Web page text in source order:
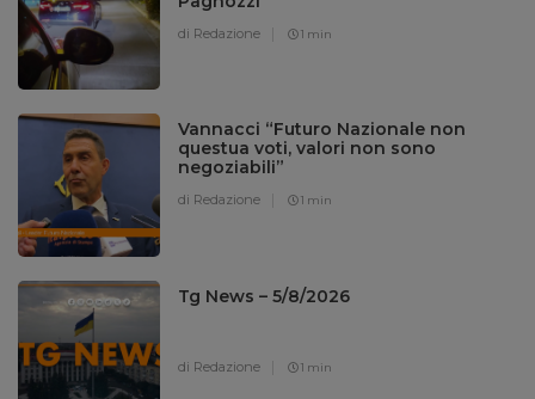
di Redazione 1 min
Vannacci “Futuro Nazionale non
questua voti, valori non sono
negoziabili”
di Redazione 1 min
Tg News – 5/8/2026
di Redazione 1 min